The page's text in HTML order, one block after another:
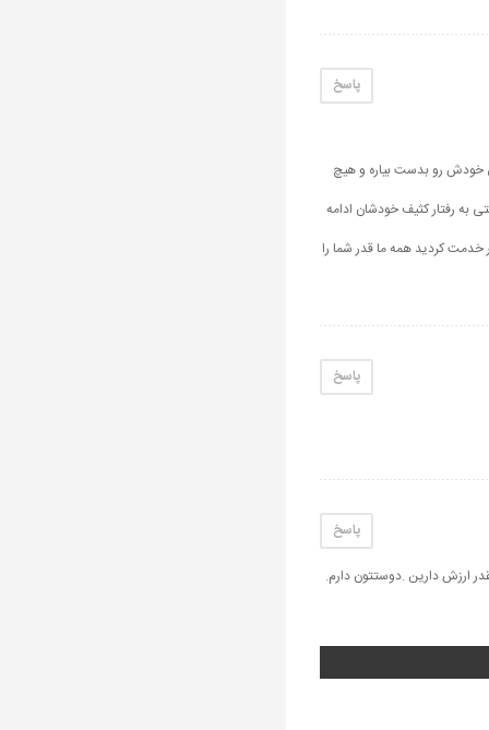
پاسخ
خودش رو بدست بیاره و هیچ
به رفتار کثیف خودشان ادامه
کردید همه ما قدر شما را
پاسخ
پاسخ
ارزش دارین .دوستتون دارم.